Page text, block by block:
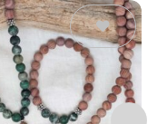
Auf die
Wunschliste